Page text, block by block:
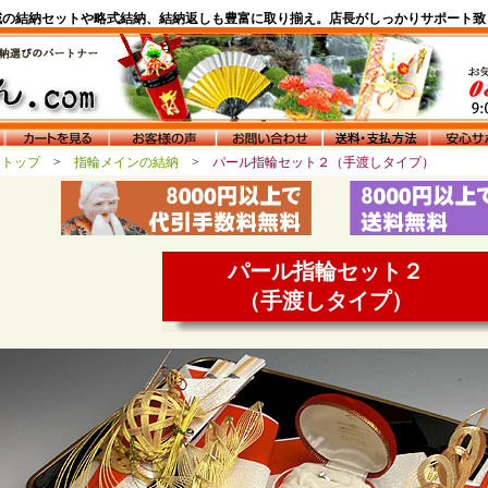
結納セットや略式結納、結納返しも豊富に取り揃え。店長がしっかりサポート
トップ > 指輪メインの結納 > パール指輪セット２（手渡しタイプ）
パール指輪セット２
（手渡しタイプ）